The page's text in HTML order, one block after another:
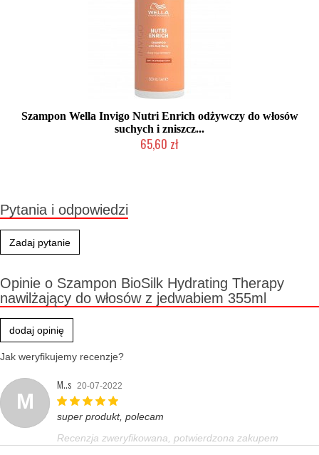
Szampon Wella Invigo Nutri Enrich odżywczy do włosów
suchych i zniszcz...
65,60 zł
Pytania i odpowiedzi
Zadaj pytanie
Opinie o Szampon BioSilk Hydrating Therapy
nawilżający do włosów z jedwabiem 355ml
dodaj opinię
Jak weryfikujemy recenzje?
M
M..s 20-07-2022
super produkt, polecam
Recenzja zweryfikowana, potwierdzona zakupem